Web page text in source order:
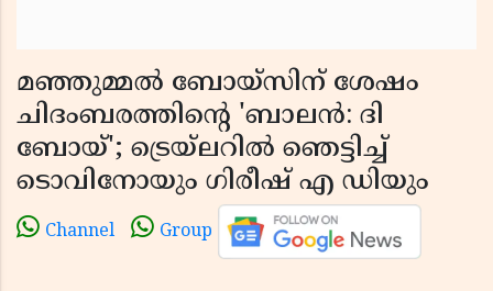
മഞ്ഞുമ്മൽ ബോയ്സിന് ശേഷം
ചിദംബരത്തിൻ്റെ 'ബാലൻ: ദി
ബോയ്'; ട്രെയ്‌ലറിൽ ഞെട്ടിച്ച്
ടൊവിനോയും ഗിരീഷ് എ ഡിയും
Channel Group